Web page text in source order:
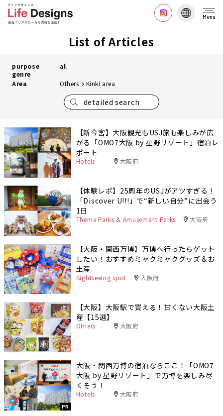
Menu
List of Articles
purpose
genre
all
Area Others Kinki area
detailed search
【新今宮】大阪観光もUSJ旅も楽しみが広
がる「OMO7大阪 by 星野リゾート」宿泊レ
ポート
Hotels 大阪府
【体験レポ】25周年のUSJがアツすぎる！
「Discover U!!!」で“新しい自分”に出会う
1日
Theme Parks & Amusement Parks 大阪府
【大阪・関西万博】万博へ行ったらゲット
したい！おすすめミャクミャクグッズ＆お
土産
Sightseeing spot 大阪府
【大阪】大阪駅で買える！甘くない大阪土
産【15選】
Others 大阪府
PR
大阪・関西万博の宿泊ならここ！「OMO7
大阪 by 星野リゾート」で万博を楽しみ尽
くそう！
Hotels 大阪府